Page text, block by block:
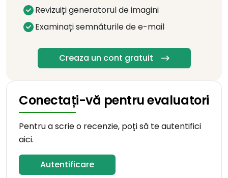
Revizuiți generatorul de imagini
Examinați semnăturile de e-mail
Creaza un cont gratuit
Conectați-vă pentru evaluatori
Pentru a scrie o recenzie, poți să te autentifici
aici.
Autentificare